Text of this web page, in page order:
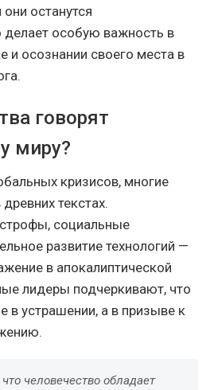
останутся
особую важность в
и осознании своего места в
говорят
миру?
кризисов, многие
текстах.
социальные
развитие технологий —
в апокалиптической
лидеры подчеркивают, что
в устрашении, а в призыве к
человечество обладает